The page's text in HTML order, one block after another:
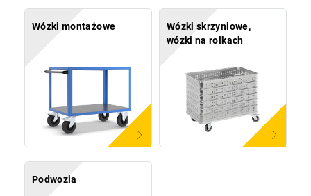
Wózki montażowe
Wózki skrzyniowe,
wózki na rolkach
Podwozia